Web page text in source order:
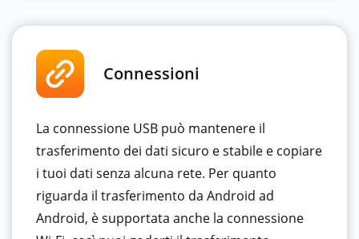
Connessioni
La connessione USB può mantenere il
trasferimento dei dati sicuro e stabile e copiare
i tuoi dati senza alcuna rete. Per quanto
riguarda il trasferimento da Android ad
Android, è supportata anche la connessione